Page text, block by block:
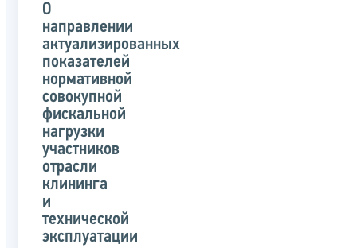
указанного
письма
О
направлении
актуализированных
показателей
нормативной
совокупной
фискальной
нагрузки
участников
отрасли
клининга
и
технической
эксплуатации